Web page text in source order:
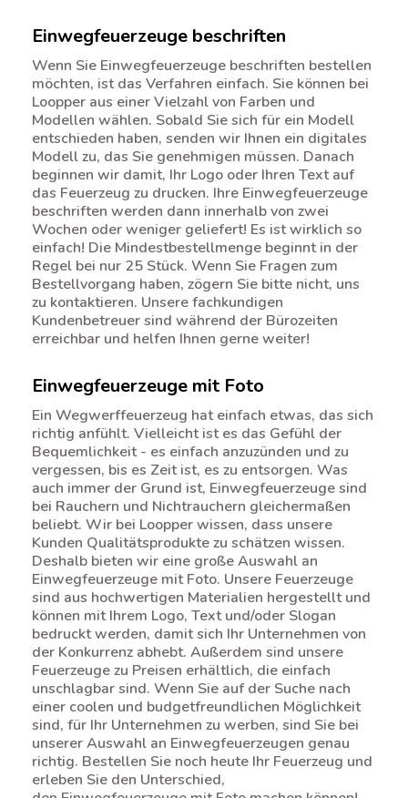
Einwegfeuerzeuge beschriften
Wenn Sie Einwegfeuerzeuge beschriften bestellen
möchten, ist das Verfahren einfach. Sie können bei
Loopper aus einer Vielzahl von Farben und
Modellen wählen. Sobald Sie sich für ein Modell
entschieden haben, senden wir Ihnen ein digitales
Modell zu, das Sie genehmigen müssen. Danach
beginnen wir damit, Ihr Logo oder Ihren Text auf
das Feuerzeug zu drucken. Ihre Einwegfeuerzeuge
beschriften werden dann innerhalb von zwei
Wochen oder weniger geliefert! Es ist wirklich so
einfach! Die Mindestbestellmenge beginnt in der
Regel bei nur 25 Stück. Wenn Sie Fragen zum
Bestellvorgang haben, zögern Sie bitte nicht, uns
zu kontaktieren. Unsere fachkundigen
Kundenbetreuer sind während der Bürozeiten
erreichbar und helfen Ihnen gerne weiter!
Einwegfeuerzeuge mit Foto
Ein Wegwerffeuerzeug hat einfach etwas, das sich
richtig anfühlt. Vielleicht ist es das Gefühl der
Bequemlichkeit - es einfach anzuzünden und zu
vergessen, bis es Zeit ist, es zu entsorgen. Was
auch immer der Grund ist, Einwegfeuerzeuge sind
bei Rauchern und Nichtrauchern gleichermaßen
beliebt. Wir bei Loopper wissen, dass unsere
Kunden Qualitätsprodukte zu schätzen wissen.
Deshalb bieten wir eine große Auswahl an
Einwegfeuerzeuge mit Foto. Unsere Feuerzeuge
sind aus hochwertigen Materialien hergestellt und
können mit Ihrem Logo, Text und/oder Slogan
bedruckt werden, damit sich Ihr Unternehmen von
der Konkurrenz abhebt. Außerdem sind unsere
Feuerzeuge zu Preisen erhältlich, die einfach
unschlagbar sind. Wenn Sie auf der Suche nach
einer coolen und budgetfreundlichen Möglichkeit
sind, für Ihr Unternehmen zu werben, sind Sie bei
unserer Auswahl an Einwegfeuerzeugen genau
richtig. Bestellen Sie noch heute Ihr Feuerzeug und
erleben Sie den Unterschied,